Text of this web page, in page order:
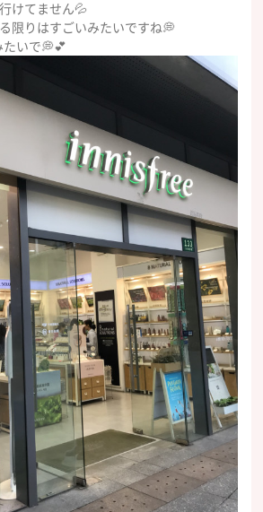
けてません💦
限りはすごいみたいですね💭
いで💭💕